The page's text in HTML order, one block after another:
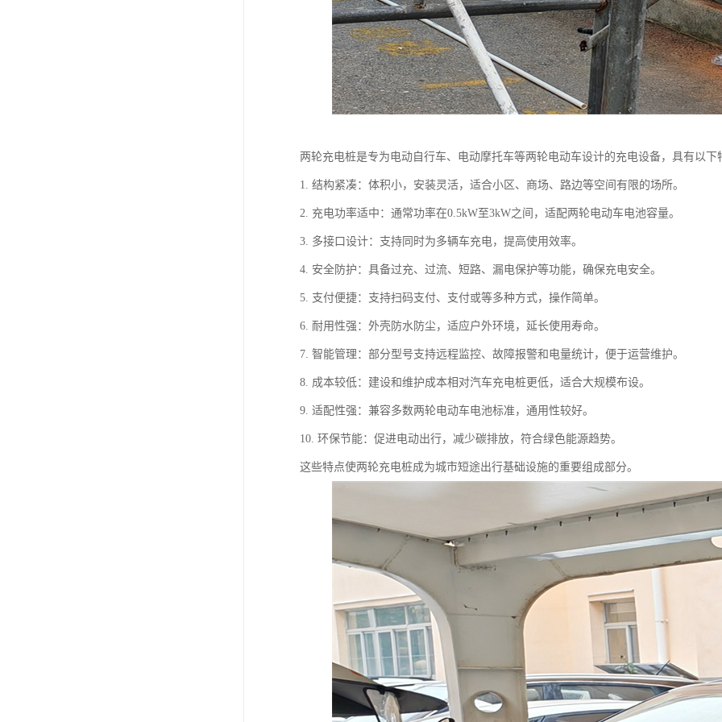
两轮充电桩是专为电动自行车、电动摩托车等两轮电动车设计的充电设备，具有以下
1. 结构紧凑：体积小，安装灵活，适合小区、商场、路边等空间有限的场所。
2. 充电功率适中：通常功率在0.5kW至3kW之间，适配两轮电动车电池容量。
3. 多接口设计：支持同时为多辆车充电，提高使用效率。
4. 安全防护：具备过充、过流、短路、漏电保护等功能，确保充电安全。
5. 支付便捷：支持扫码支付、支付或等多种方式，操作简单。
6. 耐用性强：外壳防水防尘，适应户外环境，延长使用寿命。
7. 智能管理：部分型号支持远程监控、故障报警和电量统计，便于运营维护。
8. 成本较低：建设和维护成本相对汽车充电桩更低，适合大规模布设。
9. 适配性强：兼容多数两轮电动车电池标准，通用性较好。
10. 环保节能：促进电动出行，减少碳排放，符合绿色能源趋势。
这些特点使两轮充电桩成为城市短途出行基础设施的重要组成部分。